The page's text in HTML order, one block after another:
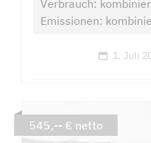
Verbrauch:
Emissionen:
1. Juli
545,-- € netto